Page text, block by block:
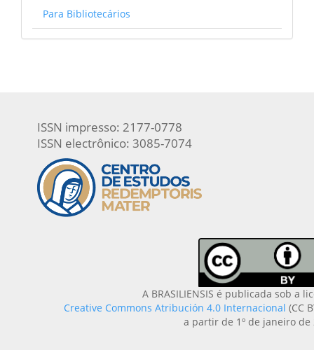
Para Bibliotecários
ISSN impresso: 2177-0778
ISSN electrônico: 3085-7074
A BRASILIENSIS é publicada sob a
Creative Commons Atribución 4.0 Internacional (CC
a partir de 1º de janeiro de